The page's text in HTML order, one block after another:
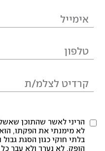
הריני לאשר שהתוכן
לא מימנתי את הפקתו,
בלתי חוקי כגון הסגת
הופק, לא נערך ולא עבר